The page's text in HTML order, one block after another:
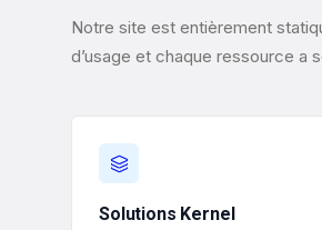
Notre site est entièrement
d’usage et chaque ressource a
Solutions Kernel